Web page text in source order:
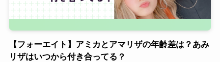
【フォーエイト】アミカとアマリザの年齢差は？あみ
リザはいつから付き合ってる？